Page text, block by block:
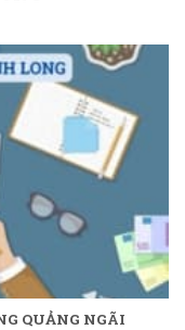
QUẢNG NGÃI